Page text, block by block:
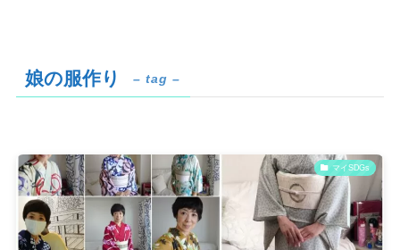
娘の服作り – tag –
マイSDGs